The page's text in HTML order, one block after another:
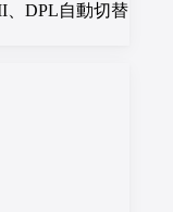
、DPL自動切替